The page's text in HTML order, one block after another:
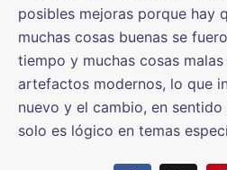
posibles mejoras porque hay
muchas cosas buenas se
tiempo y muchas cosas
artefactos modernos, lo que
nuevo y el cambio, en
solo es lógico en temas